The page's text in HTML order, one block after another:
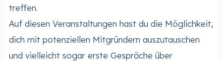
treffen.
Auf diesen Veranstaltungen hast du die Möglichkeit,
dich mit potenziellen Mitgründern auszutauschen
und vielleicht sogar erste Gespräche über